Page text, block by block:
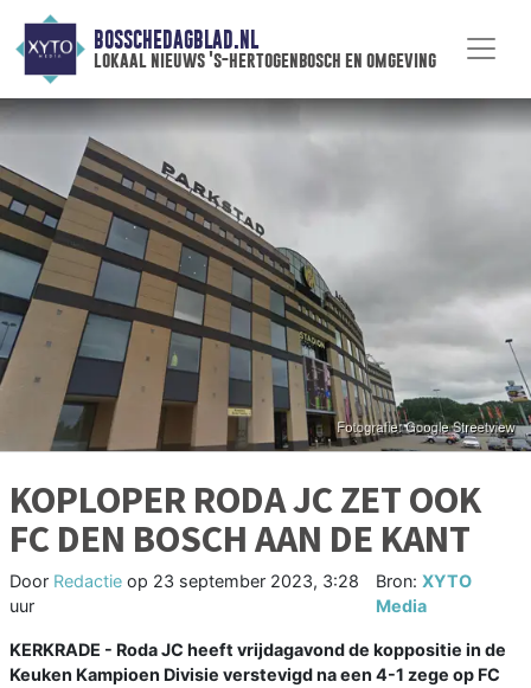
BOSSCHEDAGBLAD.NL
lokaal nieuws 's-hertogenbosch en omgeving
KOPLOPER RODA JC ZET OOK
FC DEN BOSCH AAN DE KANT
Door Redactie op 23 september 2023, 3:28
uur
Bron:XYTO
Media
KERKRADE - Roda JC heeft vrijdagavond de koppositie in de
Keuken Kampioen Divisie verstevigd na een 4-1 zege op FC